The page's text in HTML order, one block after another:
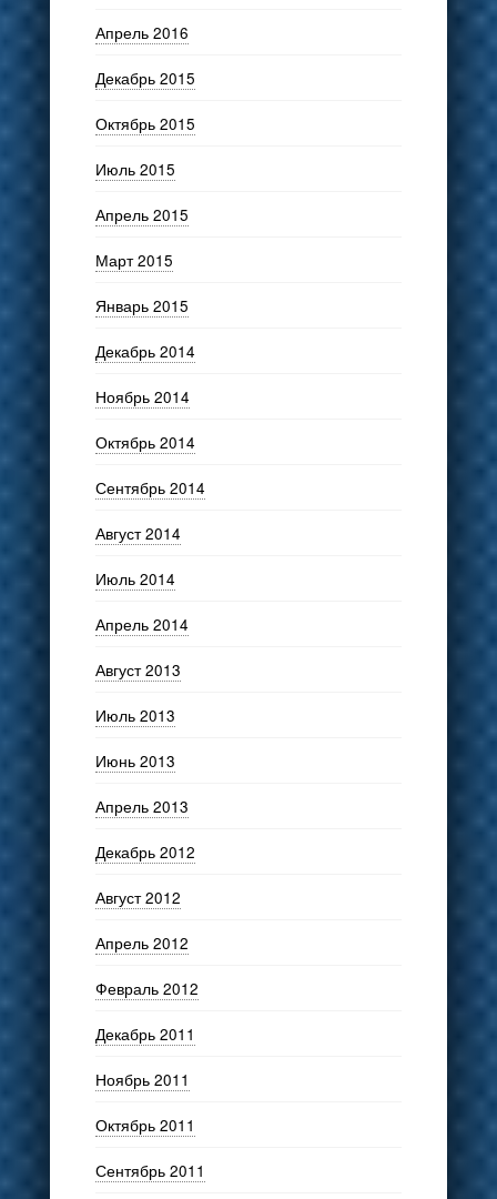
Апрель 2016
Декабрь 2015
Октябрь 2015
Июль 2015
Апрель 2015
Март 2015
Январь 2015
Декабрь 2014
Ноябрь 2014
Октябрь 2014
Сентябрь 2014
Август 2014
Июль 2014
Апрель 2014
Август 2013
Июль 2013
Июнь 2013
Апрель 2013
Декабрь 2012
Август 2012
Апрель 2012
Февраль 2012
Декабрь 2011
Ноябрь 2011
Октябрь 2011
Сентябрь 2011